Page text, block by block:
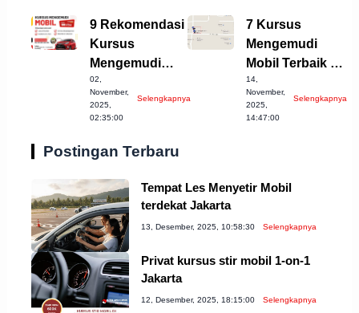
9 Rekomendasi
Kursus
Mengemudi
Mobil Terbaik di
Banda Aceh
02,
November,
2025,
02:35:00
Selengkapnya
7 Kursus
Mengemudi
Mobil Terbaik di
Bogor
Kabupaten 2023
14,
November,
2025,
14:47:00
Selengkapnya
Postingan Terbaru
Tempat Les Menyetir Mobil
terdekat Jakarta
13, Desember, 2025, 10:58:30 Selengkapnya
Privat kursus stir mobil 1-on-1
Jakarta
12, Desember, 2025, 18:15:00 Selengkapnya